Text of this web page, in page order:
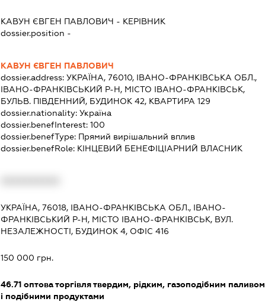
КАВУН ЄВГЕН ПАВЛОВИЧ - КЕРІВНИК
dossier.position -
КАВУН ЄВГЕН ПАВЛОВИЧ
dossier.address: УКРАЇНА, 76010, ІВАНО-ФРАНКІВСЬКА ОБЛ.,
ІВАНО-ФРАНКІВСЬКИЙ Р-Н, МІСТО ІВАНО-ФРАНКІВСЬК,
БУЛЬВ. ПІВДЕННИЙ, БУДИНОК 42, КВАРТИРА 129
dossier.nationality: Україна
dossier.benefInterest: 100
dossier.benefType: Прямий вирішальний вплив
dossier.benefRole: КІНЦЕВИЙ БЕНЕФІЦІАРНИЙ ВЛАСНИК
УКРАЇНА, 76018, ІВАНО-ФРАНКІВСЬКА ОБЛ., ІВАНО-
ФРАНКІВСЬКИЙ Р-Н, МІСТО ІВАНО-ФРАНКІВСЬК, ВУЛ.
НЕЗАЛЕЖНОСТІ, БУДИНОК 4, ОФІС 416
150 000 грн.
46.71оптова торгівля твердим, рідким, газоподібним паливом
і подібними продуктами